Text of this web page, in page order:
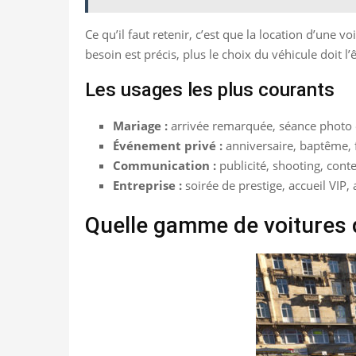
Ce qu’il faut retenir, c’est que la location d’une
besoin est précis, plus le choix du véhicule doit
Les usages les plus courants
Mariage : arrivée remarquée, séance
Événement privé : anniversaire,
Communication : publicité, shooting,
Entreprise : soirée de prestige, accueil
Quelle gamme de